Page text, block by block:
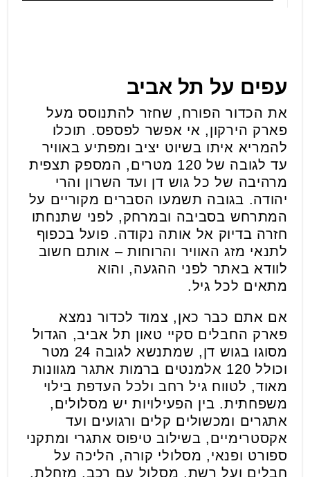
עפים על תל אביב
את הכדור הפורח, שחזר להתנוסס מעל
פארק הירקון, אי אפשר לפספס. תוכלו
להמריא איתו בשיוט יציב ומפתיע באוויר
עד לגובה של 120 מטרים, המספק תצפית
מרהיבה של כל גוש דן ועד השרון והרי
יהודה. בגובה תשמעו הסברים מקוריים על
המתרחש בסביבה ובמרחק, לפני שתנחתו
חזרה בדיוק אל אותה נקודה. פועל בכפוף
לתנאי מזג האוויר והרוחות – אותם חשוב
לוודא באתר לפני ההגעה, והוא
מתאים לכל גיל.
אם אתם כבר כאן, צמוד לכדור נמצא
פארק החבלים סקיי טאון תל אביב, הגדול
מסוגו בגוש דן, שמתנשא לגובה 24 מטר
וכולל 120 אלמנטים ברמות אתגר מגוונות
מאוד, לטווח גיל רחב ולכל העדפת בילוי
משפחתית. בין הפעילויות יש מסלולים,
אתגרים ומכשולים קלים ורגועים ועד
אקסטרימיים, בשילוב טיפוס אתגרי ומתקני
ספורט ופנאי, מסלולי קורה, הליכה על
חבלים ועל רשת, מסלול עם רכב, מזחלת,